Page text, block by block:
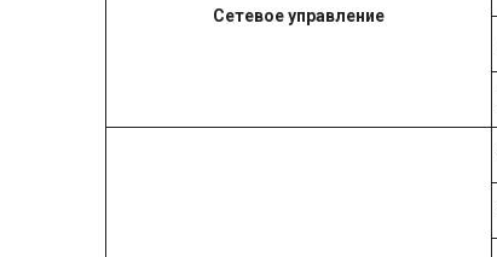
Сетевое управление